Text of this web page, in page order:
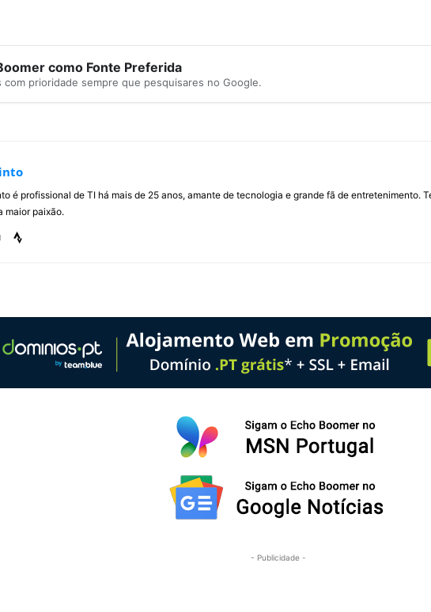
como Fonte Preferida
com prioridade sempre que pesquisares no Google.
é profissional de TI há mais de 25 anos, amante de tecnologia e grande fã de entretenimento.
maior paixão.
- Publicidade -